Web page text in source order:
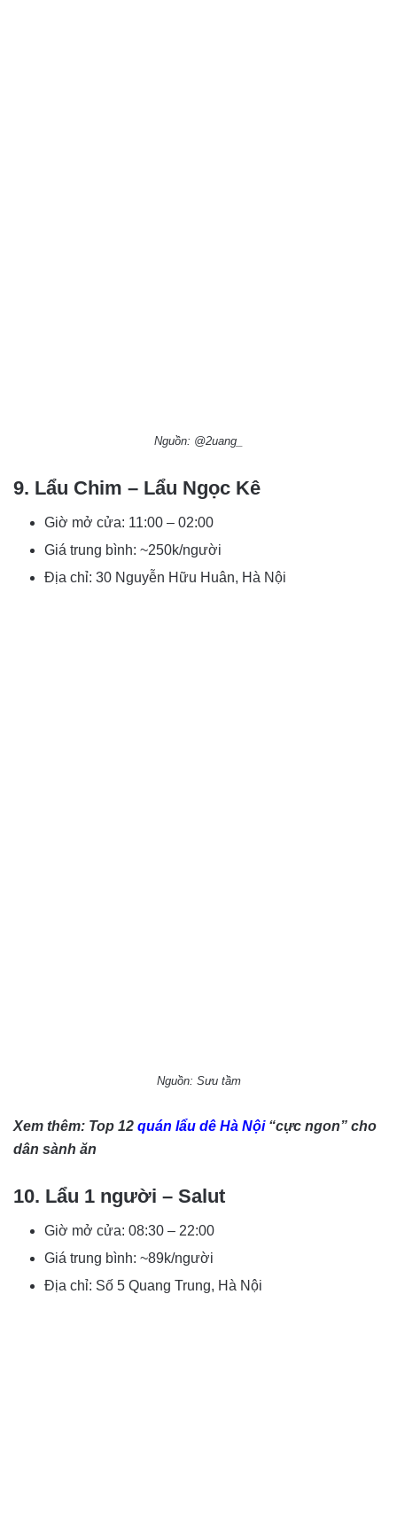
Nguồn: @2uang_
9. Lẩu Chim – Lẩu Ngọc Kê
Giờ mở cửa: 11:00 – 02:00
Giá trung bình: ~250k/người
Địa chỉ: 30 Nguyễn Hữu Huân, Hà Nội
Nguồn: Sưu tầm
Xem thêm: Top 12 quán lẩu dê Hà Nội“cực ngon” cho
dân sành ăn
10. Lẩu 1 người – Salut
Giờ mở cửa: 08:30 – 22:00
Giá trung bình: ~89k/người
Địa chỉ: Số 5 Quang Trung, Hà Nội